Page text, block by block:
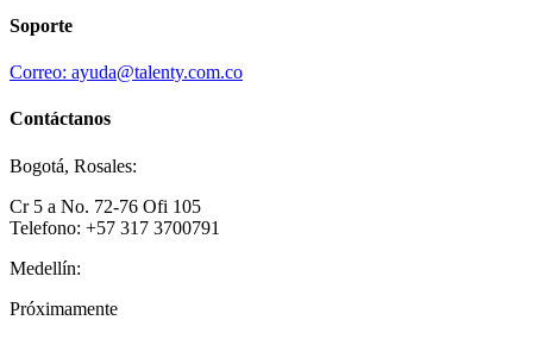
Soporte
Correo: ayuda@talenty.com.co
Contáctanos
Bogotá, Rosales:
Cr 5 a No. 72-76 Ofi 105
Telefono: +57 317 3700791
Medellín:
Próximamente